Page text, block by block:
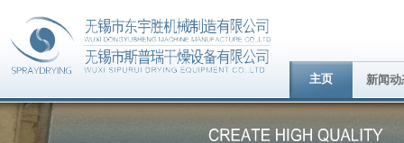
主页 新闻动